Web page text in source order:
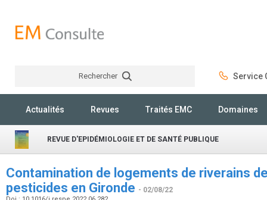
Rechercher Service
Actualités Revues Traités EMC Domaines
REVUE D'EPIDÉMIOLOGIE ET DE SANTÉ PUBLIQUE
Contamination de logements de riverains
pesticides en Gironde - 02/08/22